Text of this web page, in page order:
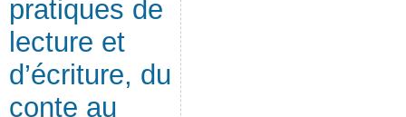
pratiques de
lecture et
d’écriture, du
conte au